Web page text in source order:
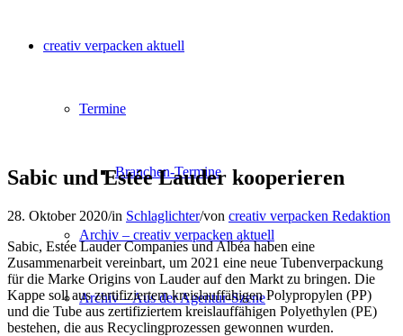
creativ verpacken aktuell
Termine
Branchen-Termine
Archiv – creativ verpacken aktuell
Archiv – Aus der Agentur-Szene
Sabic und Estée Lauder kooperieren
28. Oktober 2020/in Schlaglichter/von creativ verpacken Redaktion
Sabic, Estée Lauder Companies und Albéa haben eine
Zusammenarbeit vereinbart, um 2021 eine neue Tubenverpackung
für die Marke Origins von Lauder auf den Markt zu bringen. Die
Kappe soll aus zertifiziertem kreislauffähigen Polypropylen (PP)
und die Tube aus zertifiziertem kreislauffähigen Polyethylen (PE)
bestehen, die aus Recyclingprozessen gewonnen wurden.